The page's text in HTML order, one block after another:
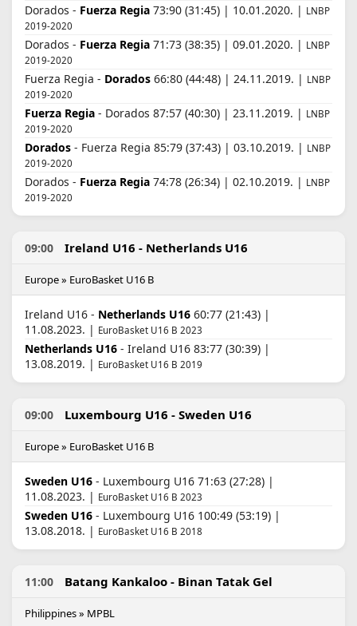
Dorados - Fuerza Regia 73:90 (31:45) | 10.01.2020. | LNBP
2019-2020
Dorados - Fuerza Regia 71:73 (38:35) | 09.01.2020. | LNBP
2019-2020
Fuerza Regia - Dorados 66:80 (44:48) | 24.11.2019. | LNBP
2019-2020
Fuerza Regia - Dorados 87:57 (40:30) | 23.11.2019. | LNBP
2019-2020
Dorados - Fuerza Regia 85:79 (37:43) | 03.10.2019. | LNBP
2019-2020
Dorados - Fuerza Regia 74:78 (26:34) | 02.10.2019. | LNBP
2019-2020
09:00 Ireland U16 - Netherlands U16
Europe » EuroBasket U16 B
Ireland U16 - Netherlands U16 60:77 (21:43) |
11.08.2023. | EuroBasket U16 B 2023
Netherlands U16 - Ireland U16 83:77 (30:39) |
13.08.2019. | EuroBasket U16 B 2019
09:00 Luxembourg U16 - Sweden U16
Europe » EuroBasket U16 B
Sweden U16 - Luxembourg U16 71:63 (27:28) |
11.08.2023. | EuroBasket U16 B 2023
Sweden U16 - Luxembourg U16 100:49 (53:19) |
13.08.2018. | EuroBasket U16 B 2018
11:00 Batang Kankaloo - Binan Tatak Gel
Philippines » MPBL